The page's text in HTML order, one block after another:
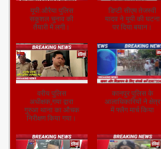
यूपी:औरैया पुलिस
सकुशल चुनाव की
तैयारी में लगी।
डिप्टी सीएम तेजस्वी
यादव ने यूपी की घटना
पर दिया बयान।
वरीय पुलिस
अधीक्षक,गया द्वारा
गुरुआ थाना का औचक
निरीक्षण किया गया।
कानपुर पुलिस के
आलाधिकारियों ने क्षेत्र
में फ्लैग मार्च किया